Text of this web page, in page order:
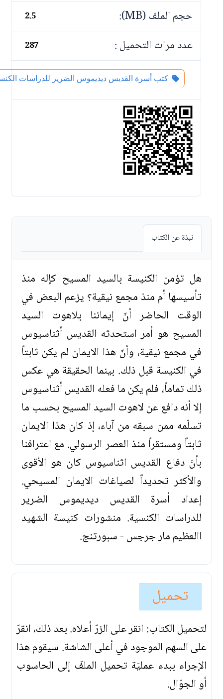
حجم الملف (MB): 2.5
عدد مرات التحميل : 287
كتب أسرة القديس ديديموس الضرير للدراسات
نبذة عن الكتاب
هل تؤمن الكنيسة بالسيد المسيح كإله منذ
تأسيسها أم منذ مجمع نيقية؟ يزعم البعض في
الوقت الحاضر أنّ إيماننا بلاهوت السيد
المسيح هو أمر استحدثه القديس أثناسيوس
في مجمع نيقية، وأنّ هذا الايمان لم يكن ثابتاً
في الكنيسة قبل ذلك. بينما الحقيقة هي عكس
ذلك تماماً، فلم يكن ما فعله القديس أثناسيوس
إلا أنه دافع عن لاهوت السيد المسيح بحسب ما
تسلّمه ممن سبقه من آباء، إذ كان هذا الايمان
ثابتاً ومستقراً منذ العصر الرسولي. مع اعترافنا
بأنّ دفاع القديس اثناسيوس كان هو الأقوى
والأكثر تحديداً لصياغات الايمان المسيحي.
إعداد أسرة القديس ديديموس الضرير
للدراسات الكنسية. منشورات كنيسة الشهيد
االعظيم مار جرجس - سبورتنج.
تحميل
لتحميل الكتاب: انقر على الزرّ أعلاه. بعد ذلك، انقرّ
على السهم الموجود في أعلى الشاشة. سيقوم هذا
الإجراء ببدء عمليّة تحميل الملفّ إلى الحاسوب
أو الجوّال.